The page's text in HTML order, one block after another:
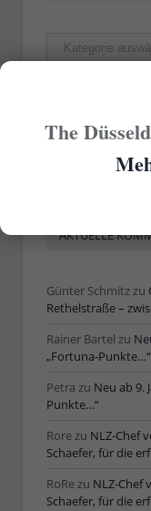
Rubriken
AKTUELLE
Günter Schmitzzu
Rethelstraße –
Rainer Bartel zu
„Fortuna-Punkte…“
Petra zu Neu ab 9.
Punkte…“
Rorezu NLZ-Chef
Schaefer, für die
RoRezu NLZ-Chef
Schaefer, für die
The